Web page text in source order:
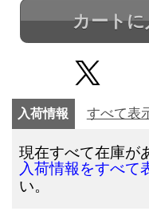
カート
入荷情報 すべて表
現在すべて在庫が
入荷情報をすべて
い。